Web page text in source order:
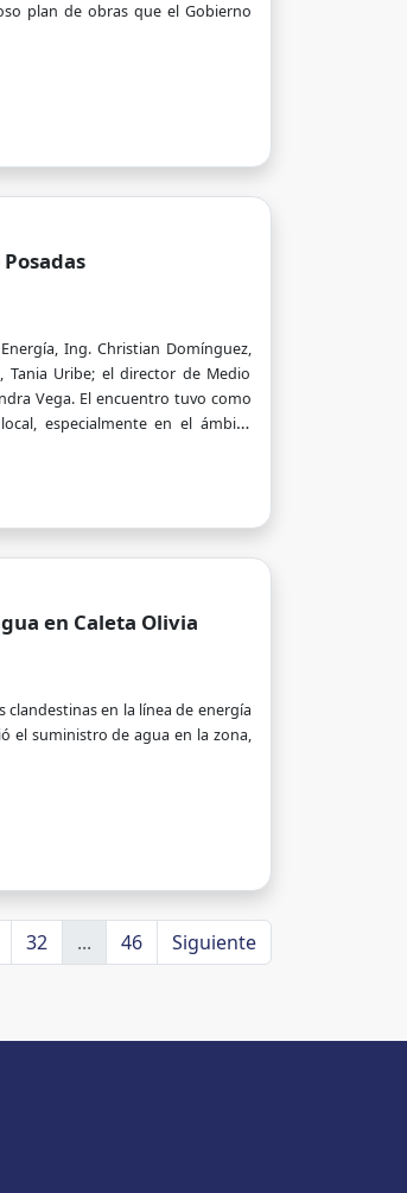
plan de obras que el Gobierno
Ing. Christian Domínguez,
Tania Uribe; el director de Medio
Vega. El encuentro tuvo como
especialmente en el ámbito
en Caleta Olivia
en la línea de energía
el suministro de agua en la zona,
32 ... 46 Siguiente